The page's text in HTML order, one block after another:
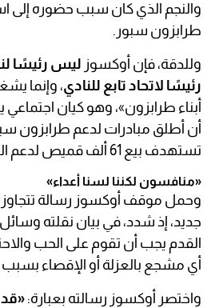
والنجم الذي كان سبب حضوره إلى
طرابزون سبور.
وللدقة، فإن أوكسوز ليس رئيسًا
رئيسًا لاتحاد تابع للنادي، وإنما
أبناء طرابزون»، وهو كيان اجتماعي
أن أطلق مبادرات لدعم طرابزون
تستهدف بيع 61 ألف قميص لدعم النادي.
«منافسون لكننا لسنا أعداء»
وحمل موقف أوكسوز رسالة
جديد، إذ شدد، في بيان نقلته وسائل
القدم يجب أن تقوم على الحب
أي مشجع بالعزلة أو الإقصاء بسبب
واختصر أوكسوز رسالته بعبارة: «قد